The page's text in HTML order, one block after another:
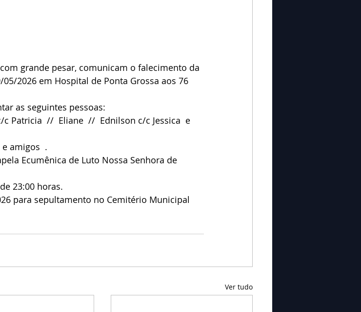
grande pesar, comunicam o falecimento da
2026 em Hospital de Ponta Grossa aos 76
as seguintes pessoas:
Patricia  //  Eliane  //  Ednilson c/c Jessica  e
amigos  .
Ecumênica de Luto Nossa Senhora de
23:00 horas.
para sepultamento no Cemitério Municipal
Ver tudo